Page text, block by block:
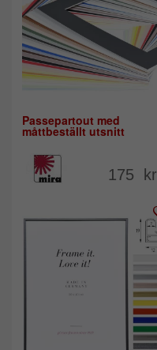
Passepartout med
måttbeställt utsnitt
175 kr